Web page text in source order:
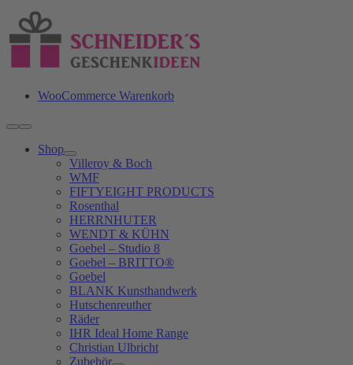
Inhalt
springen
WooCommerce Warenkorb
Toggle
Navigation
Shop
Villeroy & Boch
WMF
FIFTYEIGHT PRODUCTS
Rosenthal
HERRNHUTER
WENDT & KÜHN
Goebel – Studio 8
Goebel – BRITTO®
Goebel
BLANK Kunsthandwerk
Hutschenreuther
Räder
IHR Ideal Home Range
Christian Ulbricht
Zubehör